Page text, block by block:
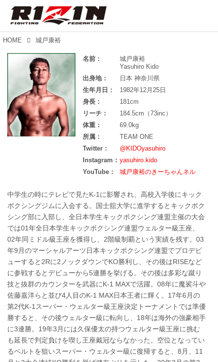
HOME 城戸康裕
名前：
城戸康裕
Yasuhiro Kido
出身地：
日本 神奈川県
生年月日：
1982年12月25日
身長：
181cm
リーチ：
184.5cm（73inc）
体重：
69.0kg
所属：
TEAM ONE
Twitter：
@KIDOyasuhiro
Instagram： yasuhiro.kido
YouTube：
城戸康裕のきーちゃんネル
中学生の時にテレビで見たK-1に影響され、高校入学後にキック
ボクシングジムに入会する。国士舘大学に進学するとキックボク
シング部に入部し、全日本学生キックボクシング連盟主催の大会
では01年全日本学生キックボクシング連盟ウェルター級王座、
02年同ミドル級王座を獲得し、2階級制覇という実績を残す。03
年9月のマーシャルアーツ日本キックボクシング連盟でプロデビ
ューすると2Rに2ノックダウンでKO勝利し、その後はRISEなど
に参戦するとデビューから5連勝を挙げる。その後は多彩な蹴り
技と抜群のカウンターを武器にK-1 MAXで活躍。08年に魔裟斗や
佐藤嘉洋らと並び4人目のK-1 MAX日本王者に輝く。17年6月の
第2代K-1スーパー・ウェルター級王座決定トーナメントでは準優
勝すると、その後ウェルター級に転向し、18年は海外の強豪相手
に3連勝。19年3月には久保優太の持つウェルター級王座に挑む
も延長で判定負けを喫し王座戴冠ならなかった。空位となってい
るベルトを狙いスーパー・ウェルター級に復帰すると、8月、11